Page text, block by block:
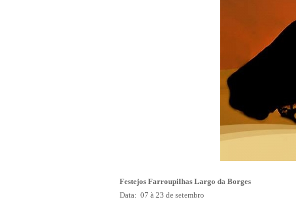
Festejos Farroupilhas Largo da Borges
Data: 07 à 23 de setembro